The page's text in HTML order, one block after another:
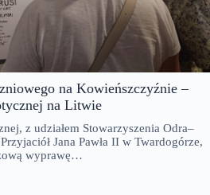
na Kowieńszczyźnie –
na Litwie
z udziałem Stowarzyszenia Odra–
Jana Pawła II w Twardogórze,
wyprawę…